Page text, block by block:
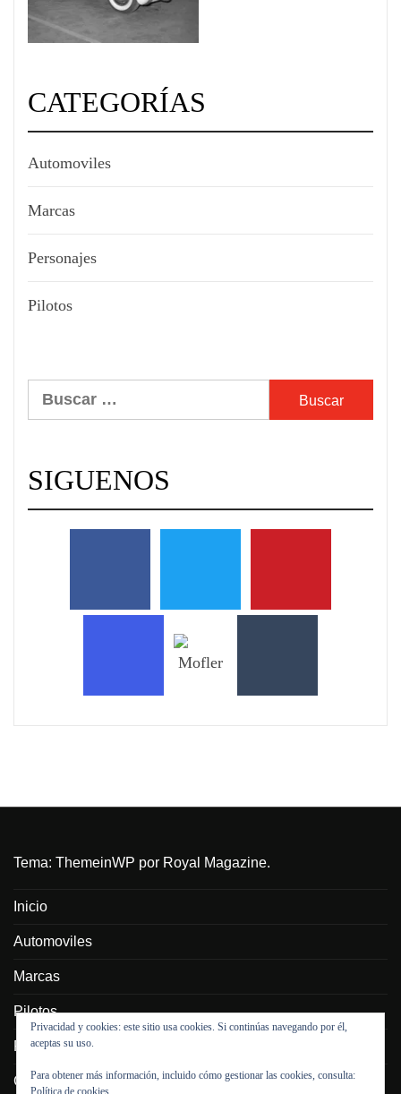
CATEGORÍAS
Automoviles
Marcas
Personajes
Pilotos
Buscar:
SIGUENOS
Tema: ThemeinWP por Royal Magazine.
Inicio
Automoviles
Marcas
Pilotos
Personajes
Galeria
Privacidad y cookies: este sitio usa cookies. Si continúas navegando por él,
aceptas su uso.
Para obtener más información, incluido cómo gestionar las cookies, consulta:
Política de cookies